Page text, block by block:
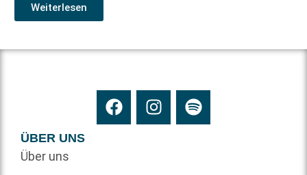
Weiterlesen
ÜBER UNS
Über uns